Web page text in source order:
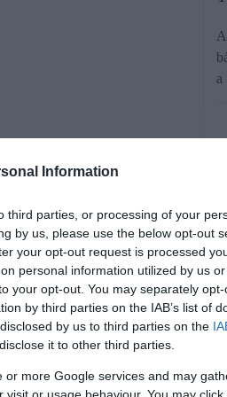
Information
third parties, or processing of your
by us, please use the below opt-out
your opt-out request is processed
personal information utilized by us
your opt-out. You may separately
by third parties on the IAB’s list of
by us to third parties on the
it to other third parties.
more Google services and may
or usage behaviour. You may
cégek és a
Ezen
évről évre.
a